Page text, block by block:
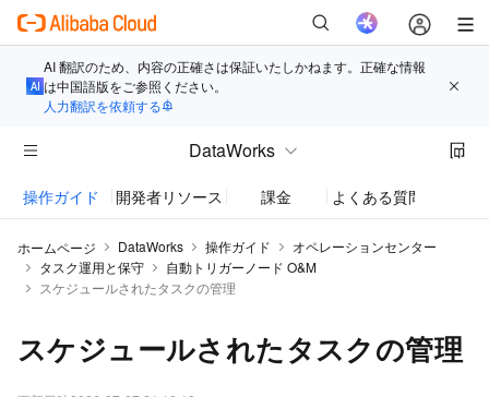
AI 翻訳のため、内容の正確さは保証いたしかねます。正確な情報
は中国語版をご参照ください。
人力翻訳を依頼する
DataWorks
操作ガイド 開発者リソース 課金 よくある質問
ホームページ DataWorks 操作ガイド
オペレーションセンター
タスク運用と保守
自動トリガーノード O&M
スケジュールされたタスクの管理
スケジュールされたタスクの管理